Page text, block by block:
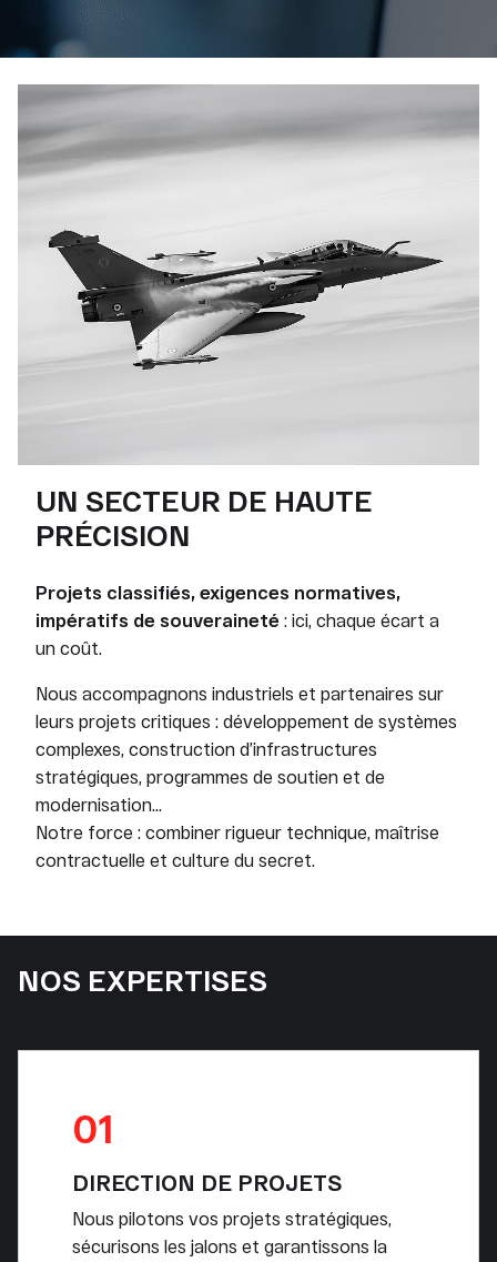
UN SECTEUR DE HAUTE
PRÉCISION
Projets classifiés, exigences normatives,
impératifs de souveraineté : ici, chaque écart a
un coût.
Nous accompagnons industriels et partenaires sur
leurs projets critiques : développement de systèmes
complexes, construction d’infrastructures
stratégiques, programmes de soutien et de
modernisation…
Notre force : combiner rigueur technique, maîtrise
contractuelle et culture du secret.
NOS EXPERTISES
01
DIRECTION DE PROJETS
Nous pilotons vos projets stratégiques,
sécurisons les jalons et garantissons la